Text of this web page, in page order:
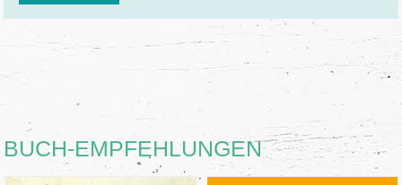
BUCH-EMPFEHLUNGEN